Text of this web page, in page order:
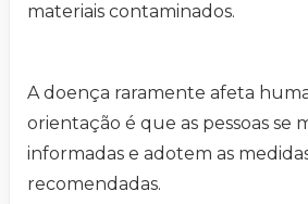
materiais contaminados.
A doença raramente afeta
orientação é que as pessoas se
informadas e adotem as
recomendadas.